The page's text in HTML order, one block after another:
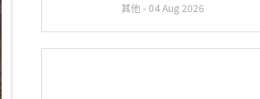
其他 - 04 Aug 2026